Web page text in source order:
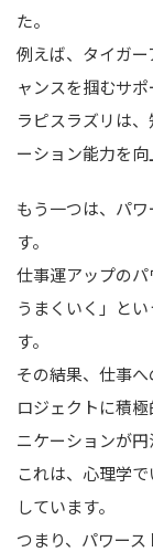
た。
例えば、タイガ
ャンスを掴むサポ
ラピスラズリは
ーション能力を向
もう一つは、パ
す。
仕事運アップの
うまくいく」と
す。
その結果、仕事
ロジェクトに積
ニケーションが円
これは、心理学
しています。
つまり、パワー